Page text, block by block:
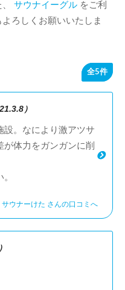
サウナイーグル をご利
ろしくお願いいたしま
全5件
）
設。なにより激アツサ
体力をガンガンに削
サウナーけた さんの口コミへ